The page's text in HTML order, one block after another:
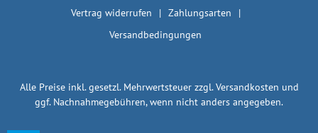
Vertrag widerrufen
Zahlungsarten
Versandbedingungen
Alle Preise inkl. gesetzl. Mehrwertsteuer zzgl.Versandkosten und
ggf. Nachnahmegebühren, wenn nicht anders angegeben.